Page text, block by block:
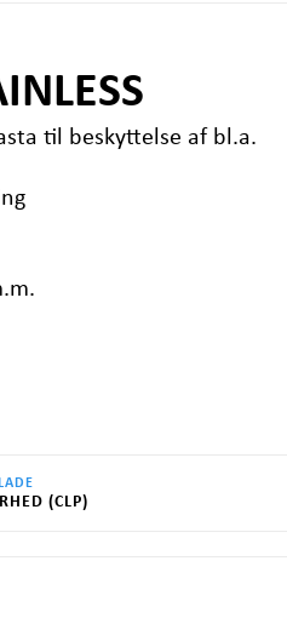
til beskyttelse af bl.a.
(CLP)